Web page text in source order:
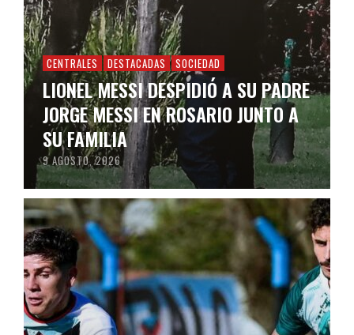
CENTRALES DESTACADAS SOCIEDAD
LIONEL MESSI DESPIDIÓ A SU PADRE
JORGE MESSI EN ROSARIO JUNTO A
SU FAMILIA
9 AGOSTO, 2026